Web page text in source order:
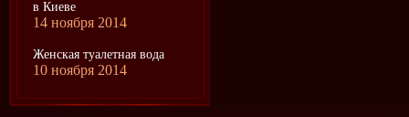
в Киеве
14 ноября 2014
Женская туалетная вода
10 ноября 2014